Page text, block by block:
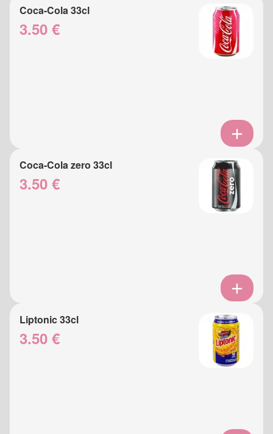
Coca-Cola 33cl
3.50 €
Coca-Cola zero 33cl
3.50 €
Liptonic 33cl
3.50 €